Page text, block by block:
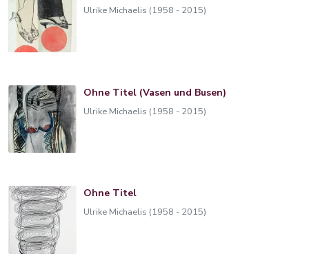
Ulrike Michaelis (1958 - 2015)
Ohne Titel (Vasen und Busen)
Ulrike Michaelis (1958 - 2015)
Ohne Titel
Ulrike Michaelis (1958 - 2015)